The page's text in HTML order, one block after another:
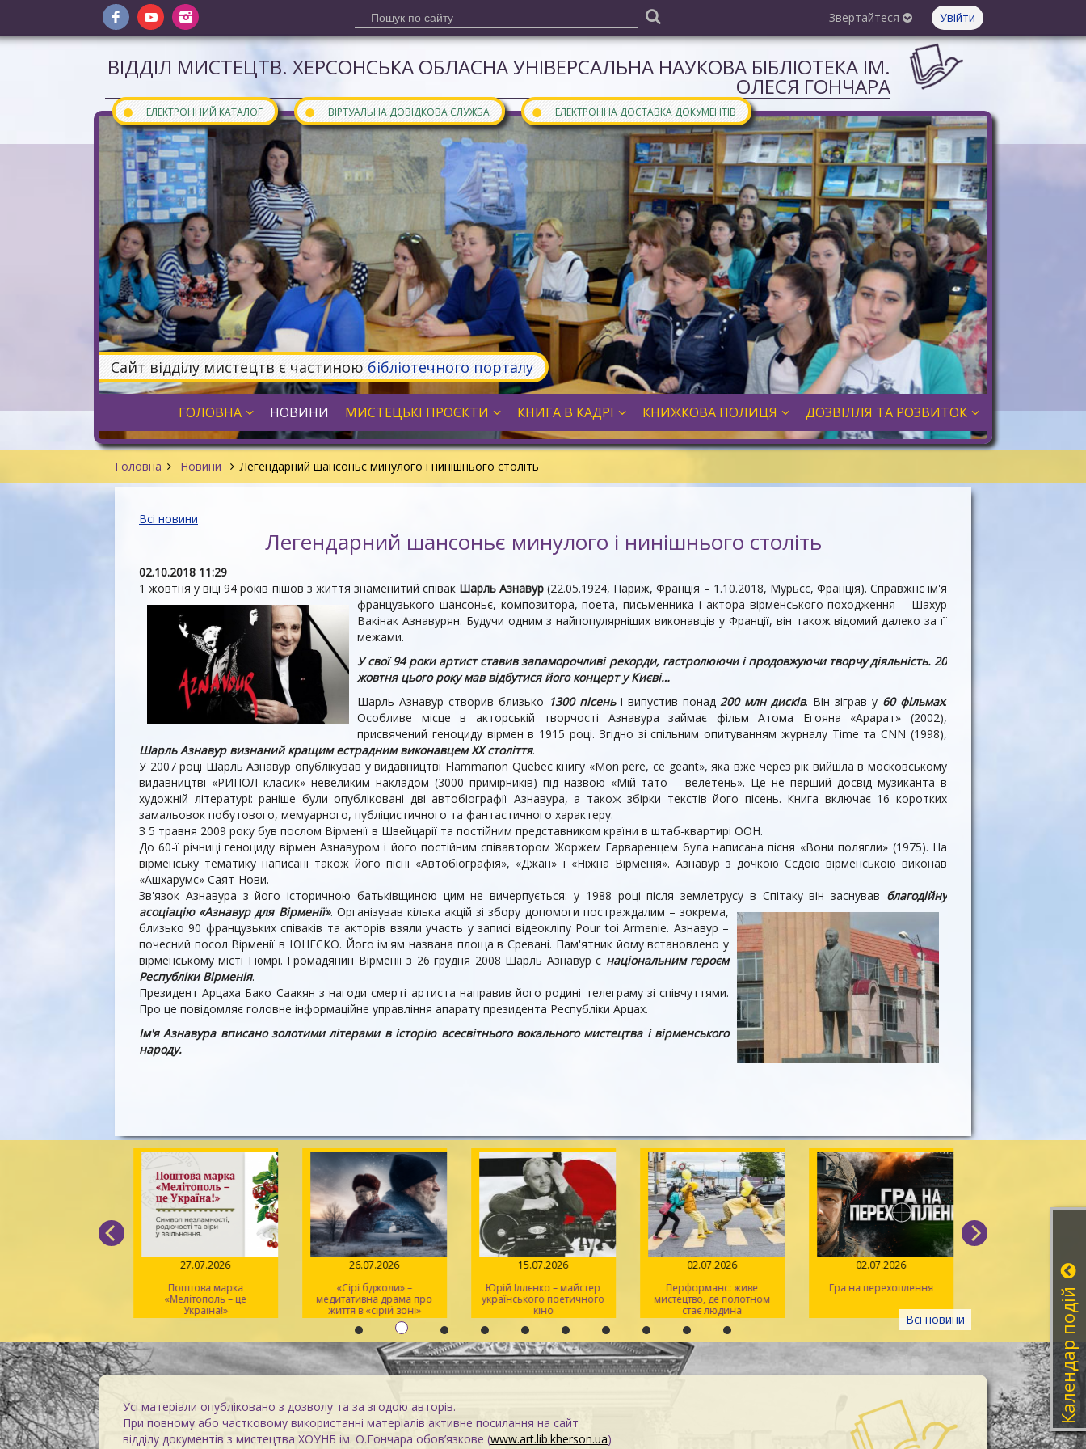
Звертайтеся Увійти
ВІДДІЛ МИСТЕЦТВ. ХЕРСОНСЬКА ОБЛАСНА УНІВЕРСАЛЬНА НАУКОВА БІБЛІОТЕКА ІМ.
ОЛЕСЯ ГОНЧАРА
● ЕЛЕКТРОННИЙ КАТАЛОГ ● ВІРТУАЛЬНА ДОВІДКОВА СЛУЖБА ● ЕЛЕКТРОННА ДОСТАВКА ДОКУМЕНТІВ
Сайт відділу мистецтв є частиною бібліотечного порталу
ГОЛОВНА НОВИНИ МИСТЕЦЬКІ ПРОЄКТИ КНИГА В КАДРІ КНИЖКОВА ПОЛИЦЯ ДОЗВІЛЛЯ ТА РОЗВИТОК
Головна Новини Легендарний шансоньє минулого і нинішнього століть
Всі новини
Легендарний шансоньє минулого і нинішнього століть
02.10.2018 11:29
1 жовтня у віці 94 років пішов з життя знаменитий співак Шарль Азнавур(22.05.1924, Париж, Франція – 1.10.2018, Мурьєс, Франція). Справжнє ім'я
французького шансоньє, композитора, поета, письменника і актора вірменського походження – Шахур
Вакінак Азнавурян. Будучи одним з найпопулярніших виконавців у Франції, він також відомий далеко за її
межами.
У свої 94 роки артист ставив запаморочливі рекорди, гастролюючи і продовжуючи творчу діяльність. 20
жовтня цього року мав відбутися його концерт у Києві…
Шарль Азнавур створив близько 1300 пісеньі випустив понад200 млн дисків. Він зіграв у 60 фільмах.
Особливе місце в акторській творчості Азнавура займає фільм Атома Егояна «Арарат» (2002),
присвячений геноциду вірмен в 1915 році. Згідно зі спільним опитуванням журналу Time та CNN (1998),
Шарль Азнавур визнаний кращим естрадним виконавцем XX століття.
У 2007 році Шарль Азнавур опублікував у видавництві Flammarion Quebec книгу «Mon pere, ce geant», яка вже через рік вийшла в московському
видавництві «РИПОЛ класик» невеликим накладом (3000 примірників) під назвою «Мій тато – велетень». Це не перший досвід музиканта в
художній літературі: раніше були опубліковані дві автобіографії Азнавура, а також збірки текстів його пісень. Книга включає 16 коротких
замальовок побутового, мемуарного, публіцистичного та фантастичного характеру.
З 5 травня 2009 року був послом Вірменії в Швейцарії та постійним представником країни в штаб-квартирі ООН.
До 60-ї річниці геноциду вірмен Азнавуром і його постійним співавтором Жоржем Гарваренцем була написана пісня «Вони полягли» (1975). На
вірменську тематику написані також його пісні «Автобіографія», «Джан» і «Ніжна Вірменія». Азнавур з дочкою Сєдою вірменською виконав
«Ашхарумс» Саят-Нови.
Зв'язок Азнавура з його історичною батьківщиною цим не вичерпується: у 1988 році після землетрусу в Спітаку він заснував благодійну
асоціацію «Азнавур для Вірменії». Організував кілька акцій зі збору допомоги постраждалим – зокрема,
близько 90 французьких співаків та акторів взяли участь у записі відеокліпу Pour toi Armenie. Азнавур –
почесний посол Вірменії в ЮНЕСКО. Його ім'ям названа площа в Єревані. Пам'ятник йому встановлено у
вірменському місті Гюмрі. Громадянин Вірменії з 26 грудня 2008 Шарль Азнавур є національним героєм
Республіки Вірменія.
Президент Арцаха Бако Саакян з нагоди смерті артиста направив його родині телеграму зі співчуттями.
Про це повідомляє головне інформаційне управління апарату президента Республіки Арцах.
Ім'я Азнавура вписано золотими літерами в історію всесвітнього вокального мистецтва і вірменського
народу.
Всі новини
27.07.2026
Поштова марка
«Мелітополь – це
Україна!»
26.07.2026
«Сірі бджоли» –
медитативна драма про
життя в «сірій зоні»
15.07.2026
Юрій Іллєнко – майстер
українського поетичного
кіно
02.07.2026
Перформанс: живе
мистецтво, де полотном
стає людина
02.07.2026
Гра на перехоплення
14.06.2026
Іван Миколайчук –
українського
Усі матеріали опубліковано з дозволу та за згодою авторів.
При повному або частковому використанні матеріалів активне посилання на сайт
відділу документів з мистецтва ХОУНБ ім. О.Гончара обов’язкове (www.art.lib.kherson.ua)
Календар подій